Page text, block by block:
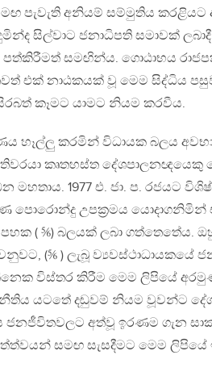
සමඟ පැවැති අනියම් සම්මුතිය
සිල්වාට ජනාධිපති සමාවක්
පත්කිරීමත් සමඟින්ය. ගොඨාභය
එක් නාඨකයක් වූ මෙම සිද්ධිය
කෑමට යාමට නියම කරවීය.
හෑල්ලු කරමින් විධායක බලය
කෘතහස්ත
මහතාය. 1977 එ. ජා. ප. රජයට
පොරොන්දු උපක්‍රමය
( ⅚) බලයක් ලබා ගත්තෙතේය.
(⅚ ) ලැබූ ව්‍යවස්ථාධායකයේ
විස්තර කිරීම මෙම ලිපියේ
නීතිය යටතේ දඬුවම් නියම වූවන්ට
ජනජීවිතවලට අත්වූ ඉරණම ගැන
සමඟ සැසදීමට මෙම ලිපියේ